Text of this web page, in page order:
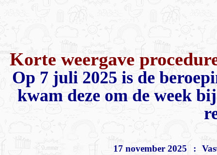
Korte weergave
Op 7 juli 2025 is de
kwam deze om de week
17 november 2025 :